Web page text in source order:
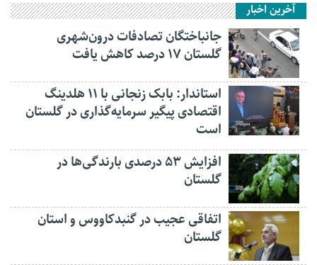
آخرین اخبار
جانباختگان تصادفات درون‌شهری
گلستان ۱۷ درصد کاهش یافت
استاندار: بابک زنجانی با ۱۱ هلدینگ
اقتصادی پیگیر سرمایه‌گذاری در گلستان
است
افزایش ۵۳ درصدی بارندگی‌ها در
گلستان
اتفاقی عجیب در‌ گنبدکاووس و استان
گلستان